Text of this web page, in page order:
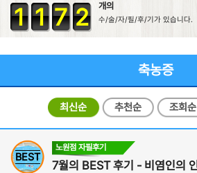
1 1 7 2 개의
수/술/자/필/후/기가 있습니다.
축농증
최신순 추천순 조회순
BEST
노원점 자필후기